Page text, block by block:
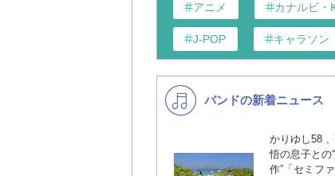
アニメ カナルビ・
J-POP キャラソン
K-POP 洋楽
演歌・歌謡
VTuber ジャニーズ
バンドの新着ニュース
かりゆし58
悟の息子との
作”「セミフ